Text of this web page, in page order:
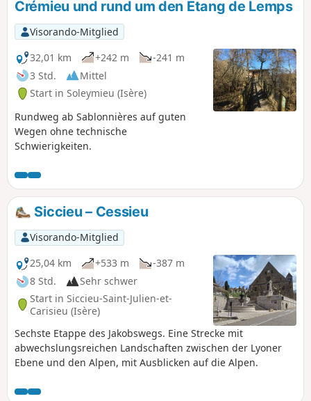
Crémieu und rund um den Etang de Lemps
Visorando-Mitglied
32,01 km
+242 m
-241 m
3 Std.
Mittel
Start in Soleymieu (Isère)
Rundweg ab Sablonnières auf guten
Wegen ohne technische
Schwierigkeiten.
Siccieu – Cessieu
Visorando-Mitglied
25,04 km
+533 m
-387 m
8 Std.
Sehr schwer
Start in Siccieu-Saint-Julien-et-
Carisieu (Isère)
Sechste Etappe des Jakobswegs. Eine Strecke mit
abwechslungsreichen Landschaften zwischen der Lyoner
Ebene und den Alpen, mit Ausblicken auf die Alpen.